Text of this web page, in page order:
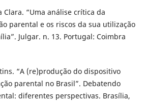
Clara. “Uma análise crítica da
parental e os riscos da sua utilização
Julgar. n. 13. Portugal: Coimbra
“A (re)produção do dispositivo
parental no Brasil”. Debatendo
diferentes perspectivas. Brasília,